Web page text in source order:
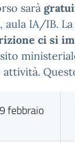
sarà
aula IA/IB.
ci si
febbraio